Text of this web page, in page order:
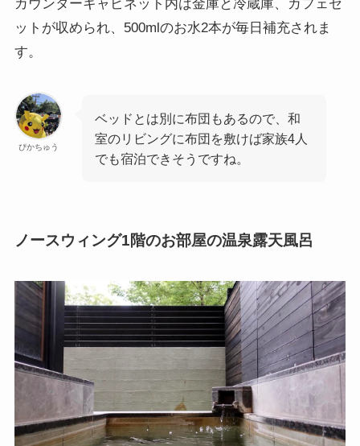
カウンターキャビネット内は金庫と冷蔵庫、カフェセ
ットが収められ、500mlのお水2本が毎日補充されま
す。
ぴかちゅう
ベッドとは別に布団もあるので、和
室のリビングに布団を敷けば家族4人
でも宿泊できそうですね。
ノースウィング1階のお部屋の温泉露天風呂